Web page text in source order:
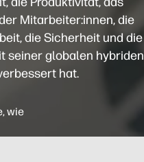
Mitarbeiter:innen, die
die Sicherheit und die
seiner globalen hybriden
hat.
wie